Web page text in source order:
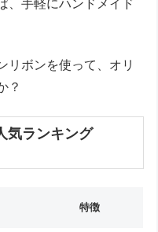
、手軽にハンドメイド
リボンを使って、オリ
？
気ランキング
特徴